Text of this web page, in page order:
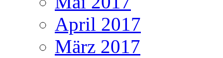
April 2017
März 2017